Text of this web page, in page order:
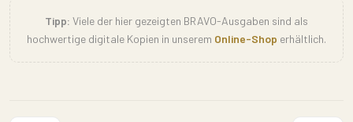
Tipp: Viele der hier gezeigten BRAVO-Ausgaben sind als
hochwertige digitale Kopien in unserem Online-Shop erhältlich.